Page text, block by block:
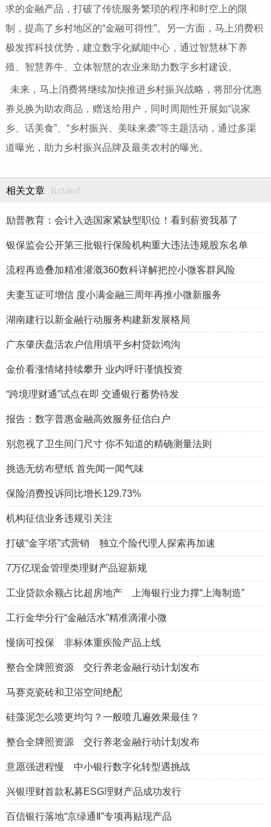
求的金融产品，打破了传统服务繁琐的程序和时空上的限
制，提高了乡村地区的“金融可得性”。另一方面，马上消费积
极发挥科技优势，建立数字化赋能中心，通过智慧林下养
殖、智慧养牛、立体智慧的农业来助力数字乡村建设。
未来，马上消费将继续加快推进乡村振兴战略，将部分优惠
券兑换为助农商品，赠送给用户，同时周期性开展如“说家
乡、话美食”、“乡村振兴、美味来袭”等主题活动，通过多渠
道曝光，助力乡村振兴品牌及最美农村的曝光。
相关文章 Related
励普教育：会计入选国家紧缺型职位！看到薪资我慕了
银保监会公开第三批银行保险机构重大违法违规股东名单
流程再造叠加精准灌溉360数科详解把控小微客群风险
夫妻互证可增信 度小满金融三周年再推小微新服务
湖南建行以新金融行动服务构建新发展格局
广东肇庆盘活农户信用填平乡村贷款鸿沟
金价看涨情绪持续攀升 业内呼吁谨慎投资
“跨境理财通”试点在即 交通银行蓄势待发
报告：数字普惠金融高效服务征信白户
别忽视了卫生间门尺寸 你不知道的精确测量法则
挑选无纺布壁纸 首先闻一闻气味
保险消费投诉同比增长129.73%
机构征信业务违规引关注
打破“金字塔”式营销 独立个险代理人探索再加速
7万亿现金管理类理财产品迎新规
工业贷款余额占比超房地产 上海银行业力撑“上海制造”
工行金华分行“金融活水”精准滴灌小微
慢病可投保 非标体重疾险产品上线
整合全牌照资源 交行养老金融行动计划发布
马赛克瓷砖和卫浴空间绝配
硅藻泥怎么喷更均匀？一般喷几遍效果最佳？
整合全牌照资源 交行养老金融行动计划发布
意愿强进程慢 中小银行数字化转型遇挑战
兴银理财首款私募ESG理财产品成功发行
百信银行落地“京绿通Ⅱ”专项再贴现产品